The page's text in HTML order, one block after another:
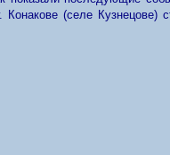
(селе